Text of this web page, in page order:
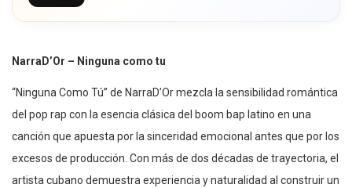
NarraD’Or – Ninguna como tu
“Ninguna Como Tú” de NarraD’Or mezcla la sensibilidad romántica
del pop rap con la esencia clásica del boom bap latino en una
canción que apuesta por la sinceridad emocional antes que por los
excesos de producción. Con más de dos décadas de trayectoria, el
artista cubano demuestra experiencia y naturalidad al construir un